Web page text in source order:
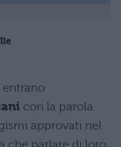
entrano
con la parola
approvati nel
che parlare di loro.